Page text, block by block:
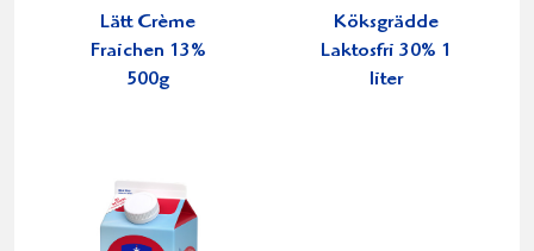
Lätt Crème
Fraichen 13%
500g
Köksgrädde
Laktosfri 30% 1
liter